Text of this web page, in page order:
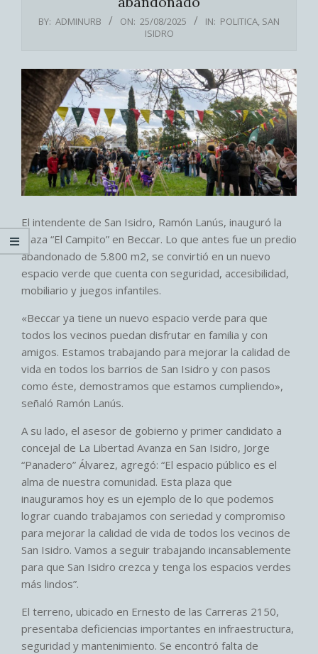
BY: ADMINURB ON: 25/08/2025 IN: POLITICA, SAN
ISIDRO
El intendente de San Isidro, Ramón Lanús, inauguró la
Plaza “El Campito” en Beccar. Lo que antes fue un predio
abandonado de 5.800 m2, se convirtió en un nuevo
espacio verde que cuenta con seguridad, accesibilidad,
mobiliario y juegos infantiles.
«Beccar ya tiene un nuevo espacio verde para que
todos los vecinos puedan disfrutar en familia y con
amigos. Estamos trabajando para mejorar la calidad de
vida en todos los barrios de San Isidro y con pasos
como éste, demostramos que estamos cumpliendo»,
señaló Ramón Lanús.
A su lado, el asesor de gobierno y primer candidato a
concejal de La Libertad Avanza en San Isidro, Jorge
“Panadero” Álvarez, agregó: “El espacio público es el
alma de nuestra comunidad. Esta plaza que
inauguramos hoy es un ejemplo de lo que podemos
lograr cuando trabajamos con seriedad y compromiso
para mejorar la calidad de vida de todos los vecinos de
San Isidro. Vamos a seguir trabajando incansablemente
para que San Isidro crezca y tenga los espacios verdes
más lindos”.
El terreno, ubicado en Ernesto de las Carreras 2150,
presentaba deficiencias importantes en infraestructura,
seguridad y mantenimiento. Se encontró falta de